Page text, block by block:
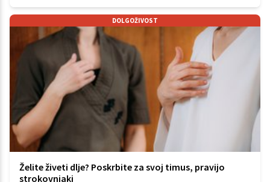
DOLGOŽIVOST
Želite živeti dlje? Poskrbite za svoj timus, pravijo
strokovnjaki